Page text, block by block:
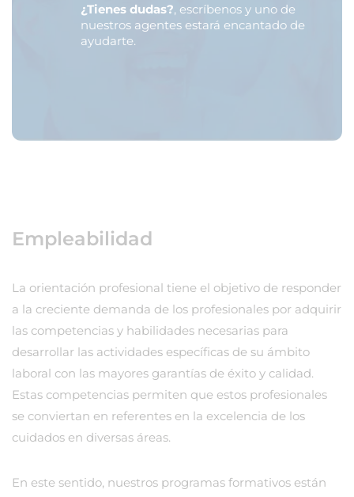
¿Tienes dudas?, escríbenos y uno de
nuestros agentes estará encantado de
ayudarte.
Empleabilidad
La orientación profesional tiene el objetivo de responder
a la creciente demanda de los profesionales por adquirir
las competencias y habilidades necesarias para
desarrollar las actividades específicas de su ámbito
laboral con las mayores garantías de éxito y calidad.
Estas competencias permiten que estos profesionales
se conviertan en referentes en la excelencia de los
cuidados en diversas áreas.
En este sentido, nuestros programas formativos están